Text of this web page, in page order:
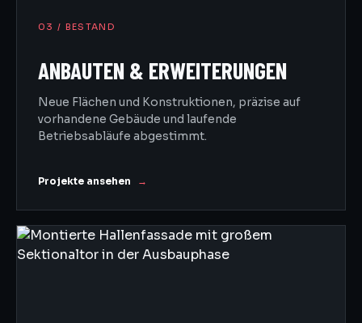
03 / BESTAND
ANBAUTEN & ERWEITERUNGEN
Neue Flächen und Konstruktionen, präzise auf
vorhandene Gebäude und laufende
Betriebsabläufe abgestimmt.
Projekte ansehen